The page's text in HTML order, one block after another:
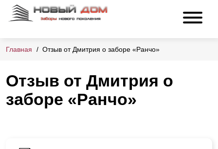
Главная Отзыв от Дмитрия о заборе «Ранчо»
Отзыв от Дмитрия о
заборе «Ранчо»